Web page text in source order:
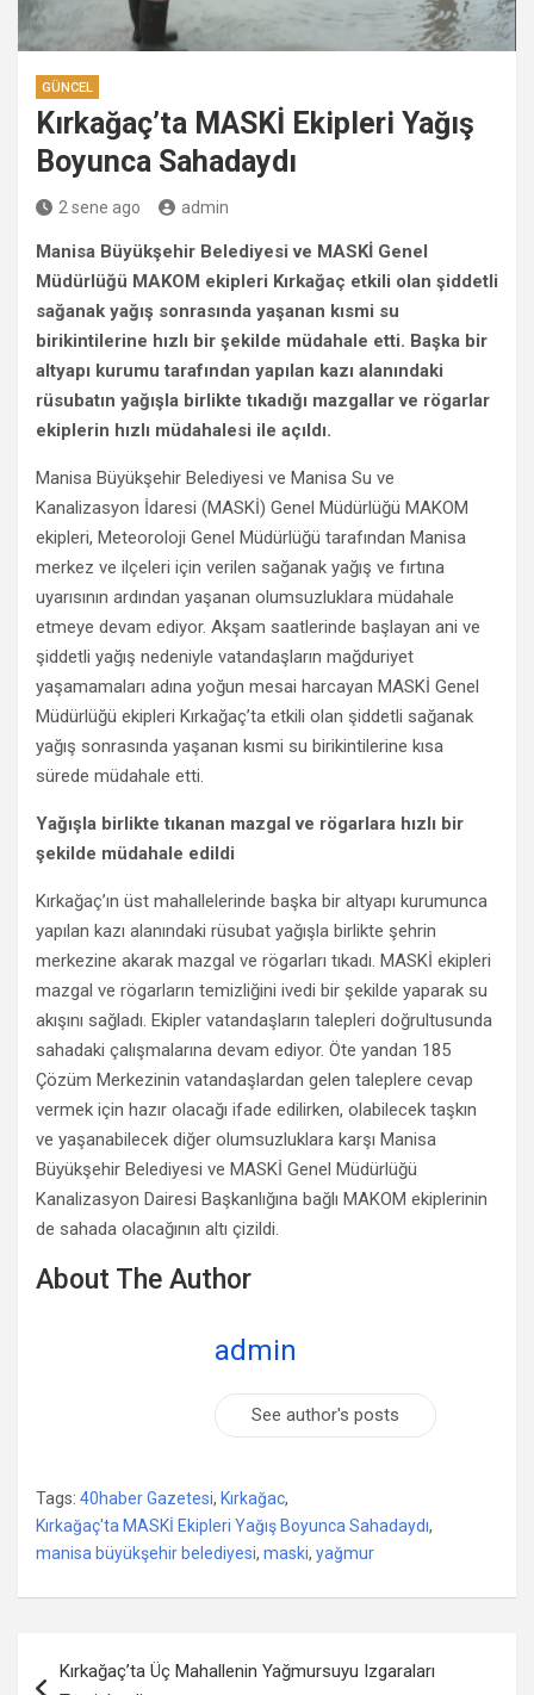
GÜNCEL
Kırkağaç’ta MASKİ Ekipleri Yağış
Boyunca Sahadaydı
2 sene ago admin
Manisa Büyükşehir Belediyesi ve MASKİ Genel
Müdürlüğü MAKOM ekipleri Kırkağaç etkili olan şiddetli
sağanak yağış sonrasında yaşanan kısmi su
birikintilerine hızlı bir şekilde müdahale etti. Başka bir
altyapı kurumu tarafından yapılan kazı alanındaki
rüsubatın yağışla birlikte tıkadığı mazgallar ve rögarlar
ekiplerin hızlı müdahalesi ile açıldı.
Manisa Büyükşehir Belediyesi ve Manisa Su ve
Kanalizasyon İdaresi (MASKİ) Genel Müdürlüğü MAKOM
ekipleri, Meteoroloji Genel Müdürlüğü tarafından Manisa
merkez ve ilçeleri için verilen sağanak yağış ve fırtına
uyarısının ardından yaşanan olumsuzluklara müdahale
etmeye devam ediyor. Akşam saatlerinde başlayan ani ve
şiddetli yağış nedeniyle vatandaşların mağduriyet
yaşamamaları adına yoğun mesai harcayan MASKİ Genel
Müdürlüğü ekipleri Kırkağaç’ta etkili olan şiddetli sağanak
yağış sonrasında yaşanan kısmi su birikintilerine kısa
sürede müdahale etti.
Yağışla birlikte tıkanan mazgal ve rögarlara hızlı bir
şekilde müdahale edildi
Kırkağaç’ın üst mahallelerinde başka bir altyapı kurumunca
yapılan kazı alanındaki rüsubat yağışla birlikte şehrin
merkezine akarak mazgal ve rögarları tıkadı. MASKİ ekipleri
mazgal ve rögarların temizliğini ivedi bir şekilde yaparak su
akışını sağladı. Ekipler vatandaşların talepleri doğrultusunda
sahadaki çalışmalarına devam ediyor. Öte yandan 185
Çözüm Merkezinin vatandaşlardan gelen taleplere cevap
vermek için hazır olacağı ifade edilirken, olabilecek taşkın
ve yaşanabilecek diğer olumsuzluklara karşı Manisa
Büyükşehir Belediyesi ve MASKİ Genel Müdürlüğü
Kanalizasyon Dairesi Başkanlığına bağlı MAKOM ekiplerinin
de sahada olacağının altı çizildi.
About The Author
admin
See author's posts
Tags: 40haber Gazetesi, Kırkağac,
Kırkağaç'ta MASKİ Ekipleri Yağış Boyunca Sahadaydı,
manisa büyükşehir belediyesi, maski, yağmur
Kırkağaç’ta Üç Mahallenin Yağmursuyu Izgaraları